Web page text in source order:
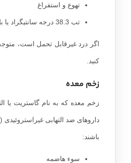
تهوع و استفراغ
تب 38.3 درجه سانتیگراد یا بالاتر
اگر درد غیرقابل تحمل است،
کنید.
زخم معده
زخم معده که به نام گاستریت یا
باشند:
سوء هاضمه